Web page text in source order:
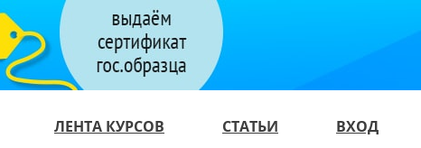
ЛЕНТА КУРСОВ СТАТЬИ ВХОД